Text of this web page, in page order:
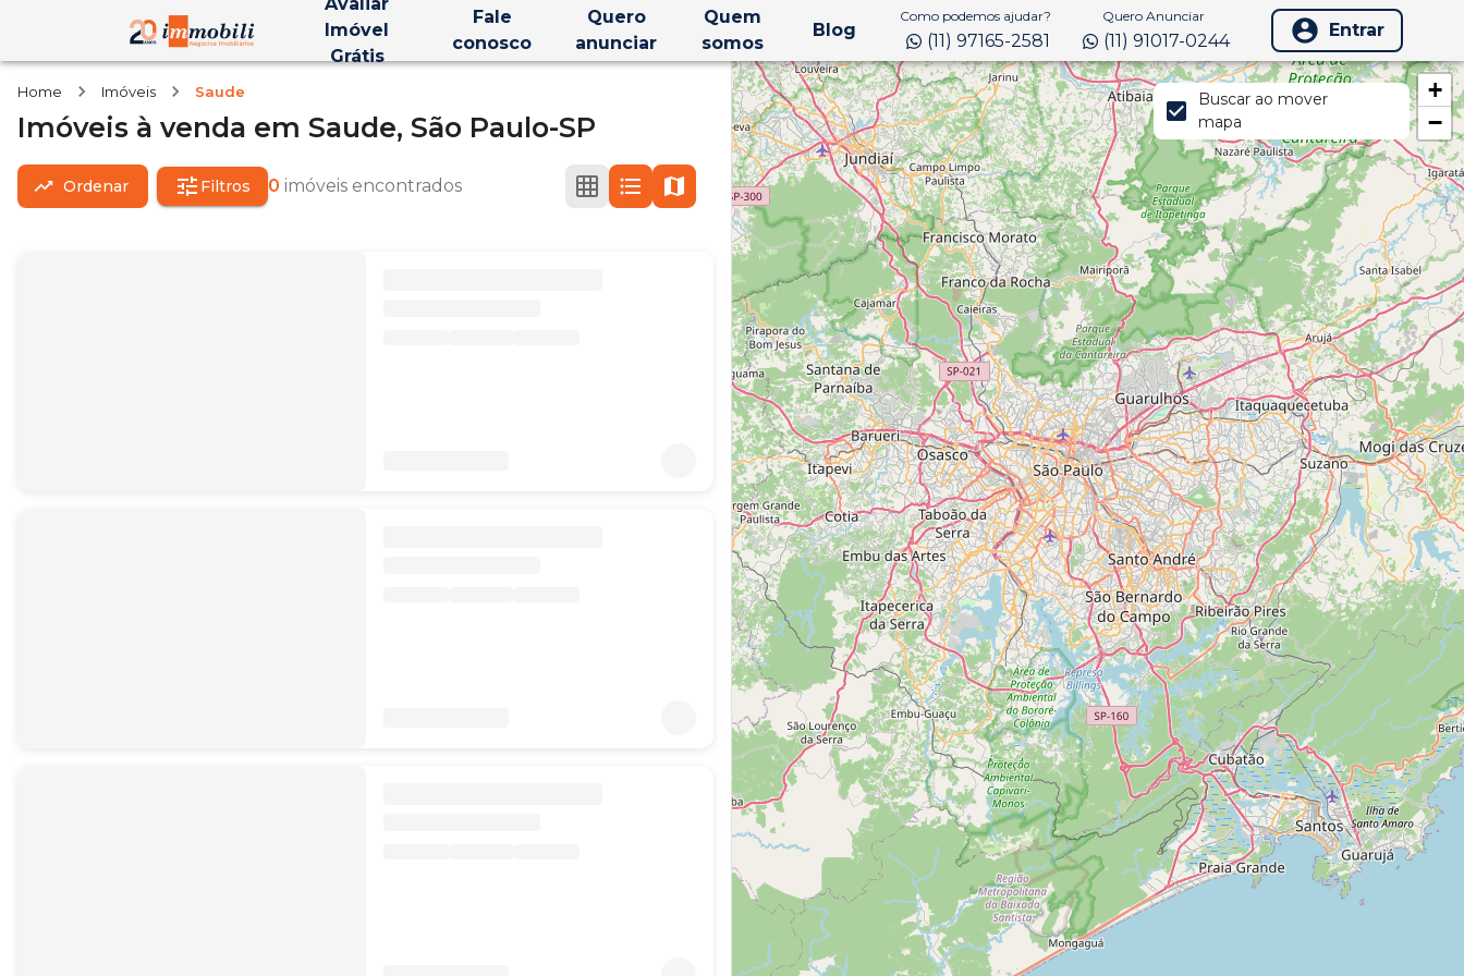
Imóvel
Grátis
Fale
conosco
Quero
anunciar
Quem
somos
Blog
Como podemos ajudar?
(11) 97165-2581
Quero Anunciar
(11) 91017-0244 Entrar
Home Imóveis Saude
Imóveis à venda em Saude, São Paulo-SP
Ordenar Filtros 0 imóveis encontrados
+
−
Buscar ao mover
mapa